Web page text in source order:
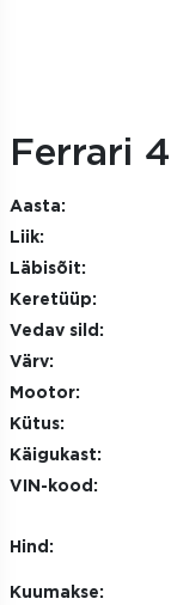
Ferrari
Aasta:
Liik:
Läbisõit:
Keretüüp:
Vedav sild:
Värv:
Mootor:
Kütus:
Käigukast:
VIN-kood:
Hind:
Kuumakse: